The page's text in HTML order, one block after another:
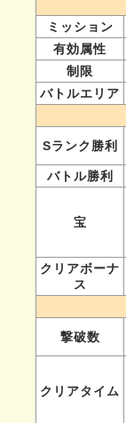
ミッション
有効属性
制限
バトルエリア
Sランク勝利
バトル勝利
宝
クリアボーナ
ス
撃破数
クリアタイム